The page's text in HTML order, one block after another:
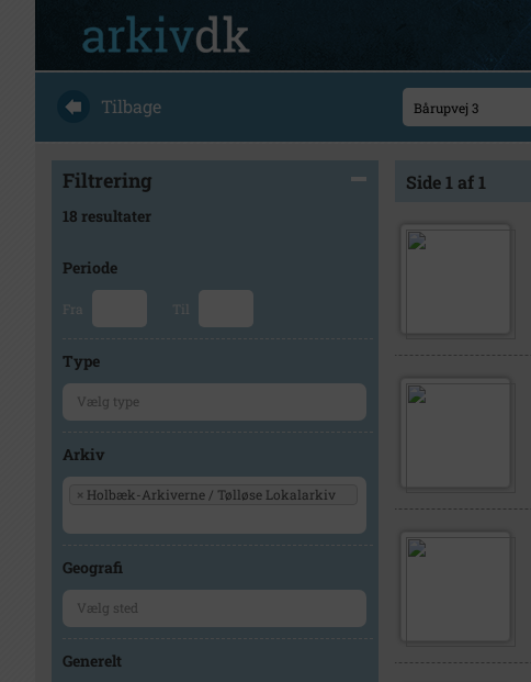
Tilbage
Filtrering
18 resultater
Periode
Fra Til
Type
Arkiv
× Holbæk-Arkiverne / Tølløse Lokalarkiv
Geografi
Generelt
Side 1 af 1